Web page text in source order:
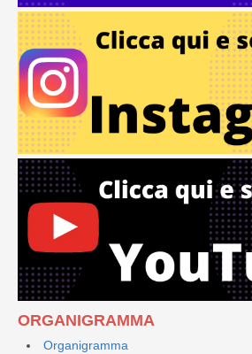
ORGANIGRAMMA
Organigramma